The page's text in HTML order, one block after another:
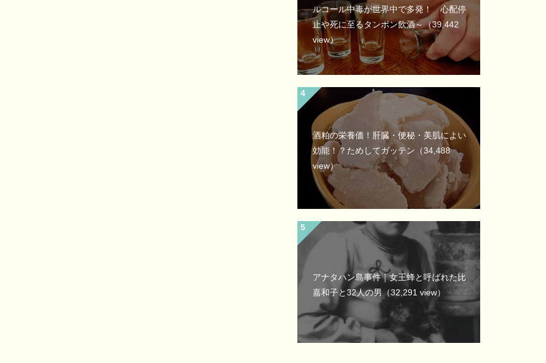
ルコール中毒が世界中で多発！ 心配停
止や死に至るタンポン飲酒～（39,442
view）
酒粕の栄養価！肝臓・便秘・美肌によい
効能！？ためしてガッテン （34,488
view）
アナタハン島事件｜女王蜂と呼ばれた比
嘉和子と32人の男（32,291 view）